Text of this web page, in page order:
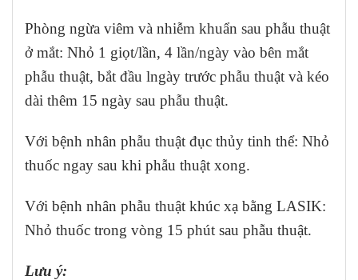
Phòng ngừa viêm và nhiễm khuẩn sau phẫu thuật
ở mắt: Nhỏ 1 giọt/lần, 4 lần/ngày vào bên mắt
phẫu thuật, bắt đầu lngày trước phẫu thuật và kéo
dài thêm 15 ngày sau phẫu thuật.
Với bệnh nhân phẫu thuật đục thủy tinh thể: Nhỏ
thuốc ngay sau khi phẫu thuật xong.
Với bệnh nhân phẫu thuật khúc xạ bằng LASIK:
Nhỏ thuốc trong vòng 15 phút sau phẫu thuật.
Lưu ý: